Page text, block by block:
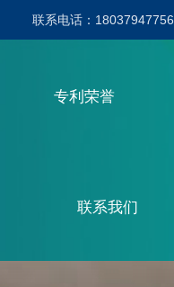
联系电话：18037947756
专利荣誉
联系我们